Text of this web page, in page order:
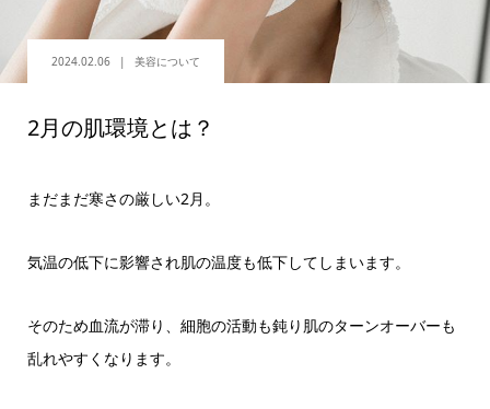
2024.02.06 美容について
2月の肌環境とは？
まだまだ寒さの厳しい2月。
気温の低下に影響され肌の温度も低下してしまいます。
そのため血流が滞り、細胞の活動も鈍り肌のターンオーバーも
乱れやすくなります。